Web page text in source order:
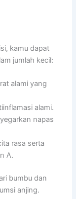
kamu dapat
jumlah kecil:
alami yang
alami.
napas
rasa serta
A.
bumbu dan
anjing.